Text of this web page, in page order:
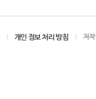
개인 정보 처리 방침 저